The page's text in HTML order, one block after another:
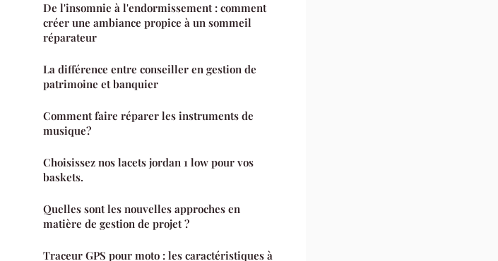
De l'insomnie à l'endormissement : comment
créer une ambiance propice à un sommeil
réparateur
La différence entre conseiller en gestion de
patrimoine et banquier
Comment faire réparer les instruments de
musique?
Choisissez nos lacets jordan 1 low pour vos
baskets.
Quelles sont les nouvelles approches en
matière de gestion de projet ?
Traceur GPS pour moto : les caractéristiques à